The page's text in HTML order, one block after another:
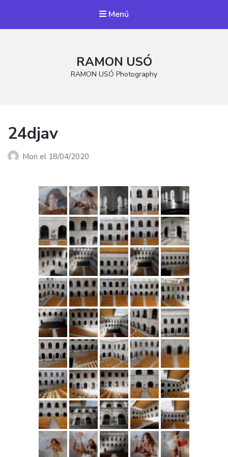
Menú
RAMON USÓ
RAMON USÓ Photography
24djav
Mon el 18/04/2020